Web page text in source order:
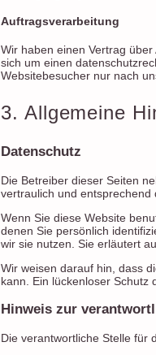
Auftragsverarbeitung
Wir haben einen Vertrag
sich um einen
Websitebesucher nur nach
3. Allgemeine
Datenschutz
Die Betreiber dieser Seiten
vertraulich und entsprechend
Wenn Sie diese Website
denen Sie persönlich
wir sie nutzen. Sie erläutert
Wir weisen darauf hin, dass
kann. Ein lückenloser Schutz
Hinweis zur
Die verantwortliche Stelle für